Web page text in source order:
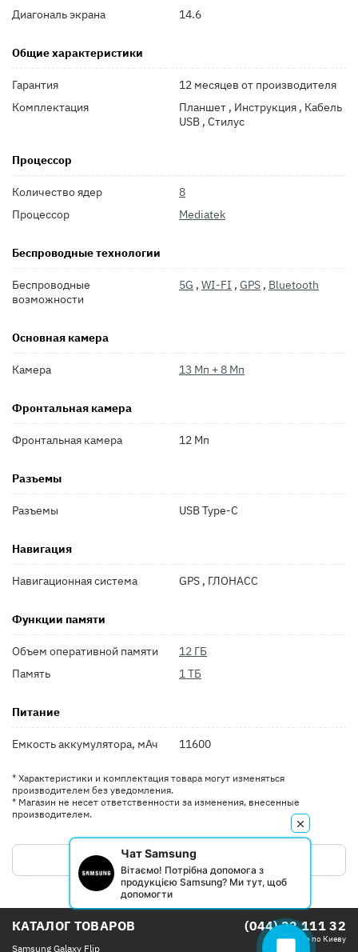
Диагональ экрана
14.6
Общие характеристики
Гарантия
12 месяцев от производителя
Комплектация
Планшет , Инструкция , Кабель
USB , Стилус
Процессор
Количество ядер
8
Процессор
Mediatek
Беспроводные технологии
Беспроводные
возможности
5G , WI-FI , GPS , Bluetooth
Основная камера
Камера 13 Мп + 8 Мп
Фронтальная камера
Фронтальная камера 12 Мп
Разъемы
Разъемы USB Type-C
Навигация
Навигационная система GPS , ГЛОНАСС
Функции памяти
Объем оперативной памяти
12 ГБ
Память
1 ТБ
Питание
Емкость аккумулятора, мАч 11600
* Характеристики и комплектация товара могут изменяться
производителем без уведомления.
* Магазин не несет ответственности за изменения, внесенные
производителем.
ОТЗЫВЫ ПОКУПАТЕЛЕЙ
КАТАЛОГ ТОВАРОВ
Samsung Galaxy Flip
(044) 32 111 32
Бесплатно по Киеву
Чат Samsung
Вітаємо! Потрібна допомога з
продукцією Samsung? Ми тут, щоб
допомогти